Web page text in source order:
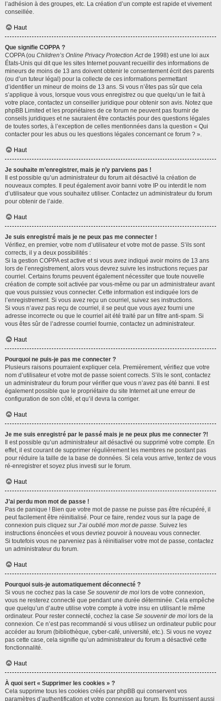
l’adhésion à des groupes, etc. La création d’un compte est rapide et vivement
conseillée.
Haut
Que signifie COPPA ?
COPPA (ou Children’s Online Privacy Protection Actde 1998) est une loi aux
États-Unis qui dit que les sites Internet pouvant recueillir des informations de
mineurs de moins de 13 ans doivent obtenir le consentement écrit des parents
(ou d’un tuteur légal) pour la collecte de ces informations permettant
d’identifier un mineur de moins de 13 ans. Si vous n’êtes pas sûr que cela
s’applique à vous, lorsque vous vous enregistrez ou que quelqu’un le fait à
votre place, contactez un conseiller juridique pour obtenir son avis. Notez que
phpBB Limited et les propriétaires de ce forum ne peuvent pas fournir de
conseils juridiques et ne sauraient être contactés pour des questions légales
de toutes sortes, à l’exception de celles mentionnées dans la question « Qui
contacter pour les abus ou les questions légales concernant ce forum ? ».
Haut
Je souhaite m’enregistrer, mais je n’y parviens pas !
Il est possible qu’un administrateur du forum ait désactivé la création de
nouveaux comptes. Il peut également avoir banni votre IP ou interdit le nom
d’utilisateur que vous souhaitez utiliser. Contactez un administrateur du forum
pour obtenir de l’aide.
Haut
Je suis enregistré mais je ne peux pas me connecter !
Vérifiez, en premier, votre nom d’utilisateur et votre mot de passe. S’ils sont
corrects, il y a deux possibilités :
Si la gestion COPPA est active et si vous avez indiqué avoir moins de 13 ans
lors de l’enregistrement, alors vous devrez suivre les instructions reçues par
courriel. Certains forums peuvent également nécessiter que toute nouvelle
création de compte soit activée par vous-même ou par un administrateur avant
que vous puissiez vous connecter. Cette information est indiquée lors de
l’enregistrement. Si vous avez reçu un courriel, suivez ses instructions.
Si vous n’avez pas reçu de courriel, il se peut que vous ayez fourni une
adresse incorrecte ou que le courriel ait été traité par un filtre anti-spam. Si
vous êtes sûr de l’adresse courriel fournie, contactez un administrateur.
Haut
Pourquoi ne puis-je pas me connecter ?
Plusieurs raisons pourraient expliquer cela. Premièrement, vérifiez que votre
nom d’utilisateur et votre mot de passe soient corrects. S’ils le sont, contactez
un administrateur du forum pour vérifier que vous n’avez pas été banni. Il est
également possible que le propriétaire du site Internet ait une erreur de
configuration de son côté, et qu’il devra la corriger.
Haut
Je me suis enregistré par le passé mais je ne peux plus me connecter ?!
Il est possible qu’un administrateur ait désactivé ou supprimé votre compte. En
effet, il est courant de supprimer régulièrement les membres ne postant pas
pour réduire la taille de la base de données. Si cela vous arrive, tentez de vous
ré-enregistrer et soyez plus investi sur le forum.
Haut
J’ai perdu mon mot de passe !
Pas de panique ! Bien que votre mot de passe ne puisse pas être récupéré, il
peut facilement être réinitialisé. Pour ce faire, rendez vous sur la page de
connexion puis cliquez sur J’ai oublié mon mot de passe. Suivez les
instructions énoncées et vous devriez pouvoir à nouveau vous connecter.
Si toutefois vous ne parveniez pas à réinitialiser votre mot de passe, contactez
un administrateur du forum.
Haut
Pourquoi suis-je automatiquement déconnecté ?
Si vous ne cochez pas la case Se souvenir de moi lors de votre connexion,
vous ne resterez connecté que pendant une durée déterminée. Cela empêche
que quelqu’un d’autre utilise votre compte à votre insu en utilisant le même
ordinateur. Pour rester connecté, cochez la case Se souvenir de moi lors de la
connexion. Ce n’est pas recommandé si vous utilisez un ordinateur public pour
accéder au forum (bibliothèque, cyber-café, université, etc.). Si vous ne voyez
pas cette case, cela signifie qu’un administrateur du forum a désactivé cette
fonctionnalité.
Haut
À quoi sert « Supprimer les cookies » ?
Cela supprime tous les cookies créés par phpBB qui conservent vos
paramètres d’authentification et votre connexion au forum. Ils fournissent aussi